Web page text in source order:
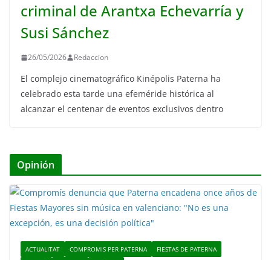
criminal de Arantxa Echevarría y
Susi Sánchez
26/05/2026 Redaccion
El complejo cinematográfico Kinépolis Paterna ha
celebrado esta tarde una efeméride histórica al
alcanzar el centenar de eventos exclusivos dentro
Opinión
ACTUALITAT COMPROMIS PER PATERNA
FIESTAS DE PATERNA